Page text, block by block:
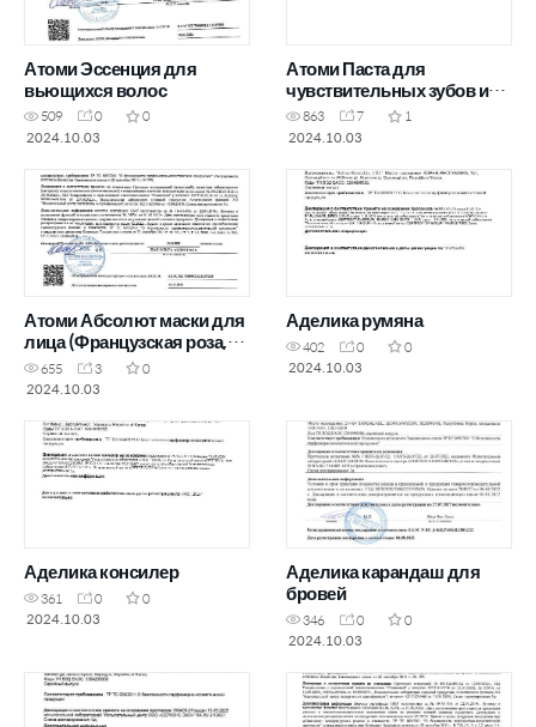
Атоми Эссенция для
вьющихся волос
509 0
0
2024.10.03
Атоми Паста для
чувствительных зубов и
десен
863 7
1
2024.10.03
Атоми Абсолют маски для
лица (Французская роза,
Медь и женьшень, Глина
Хиноки, 24К золото)
655 3
0
2024.10.03
Аделика румяна
402 0
0
2024.10.03
Аделика консилер
361 0
0
2024.10.03
Аделика карандаш для
бровей
346 0
0
2024.10.03